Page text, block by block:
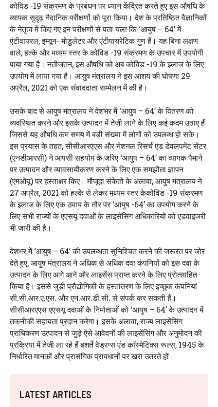
कोविड -19 संक्रमण के प्रबंधन पर ध्यान केंद्रित करते हुए इस औषधि के
व्यापक सुदृढ़ नैदानिक ​​परीक्षणों को पूरा किया। देश के प्रतिष्ठित वैज्ञानिकों
के नेतृत्व में किए गए इन परीक्षणों से पता चला कि ‘आयुष – 64’ में
एंटीवायरल, इम्यून- मोडुलेटर और एंटीपायरेटिक गुण हैं। यह बिना लक्षण
वाले, हल्के और मध्यम स्तर के कोविड -19 संक्रमण के उपचार में उपयोगी
पाया गया है। नतीजतन, इस औषधि को अब कोविड -19 के इलाज के लिए
उपयोग में लाया गया है। आयुष मंत्रालय ने इस आशय की घोषणा 29
अप्रैल, 2021 को एक संवाददाता सम्मेलन में की है।
उसके बाद से आयुष मंत्रालय ने देशभर में ‘आयुष – 64’ के वितरण को
व्यवस्थित करने और इसके उत्पादन में तेजी लाने के लिए कई कदम उठाए हैं
जिससे यह औषधि कम समय में बड़ी संख्या में लोगों को उपलब्ध हो सके।
इस प्रयास के तहत, सीसीआरएएस और नेशनल रिसर्च एंड डेवलपमेंट सेंटर
(एनडीआरसी) ने आपसी सहयोग के जरिए ‘आयुष – 64’ का व्यापक पैमाने
पर उत्पादन और व्यावसायीकरण करने के लिए एक समझौता ज्ञापन
(एमओयू) पर हस्ताक्षर किए। मौजूदा संकेतों के अलावा, आयुष मंत्रालय ने
27 अप्रैल, 2021 को हल्के से लेकर मध्यम स्तर केकोविड -19 संक्रमण
के इलाज के लिए एक उपाय के तौर पर ‘आयुष -64’ का उपयोग करने के
लिए सभी राज्यों के एएसयू दवाओं के लाइसेंसिंग अधिकारियों को एडवाइजरी
भी जारी की है।
देशभर में ‘आयुष – 64’ की उपलब्धता सुनिश्चित करने की जरूरत पर जोर
देते हुए, आयुष मंत्रालय ने अधिक से अधिक दवा कंपनियों को इस दवा के
उत्पादन के लिए आगे आने और लाइसेंस प्राप्त करने के लिए प्रोत्साहित
किया है। इससे जुड़ी प्रौद्योगिकी के हस्तांतरण के लिए इच्छुक कंपनियां
सी.सी.आर.ए.एस. और एन.आर.डी.सी. से संपर्क कर सकती हैं।
सीसीआरएएस एएसयू दवाओं के निर्माताओं को ‘आयुष – 64’ के उत्पादन में
तकनीकी सहायता प्रदान करेगा। इसके अलावा, राज्य लाइसेंसिंग
प्राधिकरण उत्पादन से जुड़े ऐसे आवेदनों की लाइसेंसिंग और अनुमोदन की
प्रक्रिया में तेजी ला रहे हैं बशर्ते वेड्रग्स एंड कॉस्मेटिक्स रूल्स, 1945 के
निर्धारित मानकों और प्रासंगिक प्रावधानों पर खरा उतरते हों।
LATEST ARTICLES